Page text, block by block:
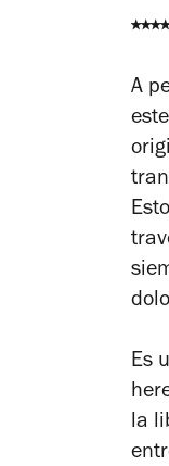
⭑⭑⭑⭑
A
Es
la